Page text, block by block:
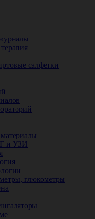
салфетки
и УЗИ
глюкометры